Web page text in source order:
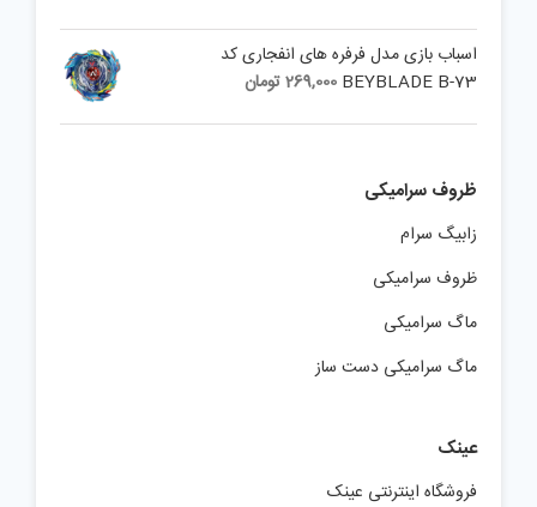
اسباب بازی مدل فرفره های انفجاری کد
BEYBLADE B-73
269,000تومان
ظروف سرامیکی
زابیگ سرام
ظروف سرامیکی
ماگ سرامیکی
ماگ سرامیکی دست ساز
عینک
فروشگاه اینترنتی عینک